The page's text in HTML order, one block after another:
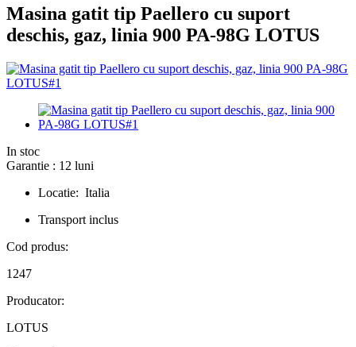
Masina gatit tip Paellero cu suport
deschis, gaz, linia 900 PA-98G LOTUS
In stoc
Garantie : 12 luni
Locatie: Italia
Transport inclus
Cod produs:
1247
Producator:
LOTUS